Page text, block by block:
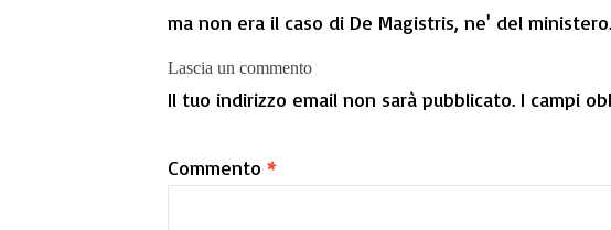
ma non era il caso di De Magistris, ne' del ministero.
Lascia un commento
Il tuo indirizzo email non sarà pubblicato. I campi
Commento *